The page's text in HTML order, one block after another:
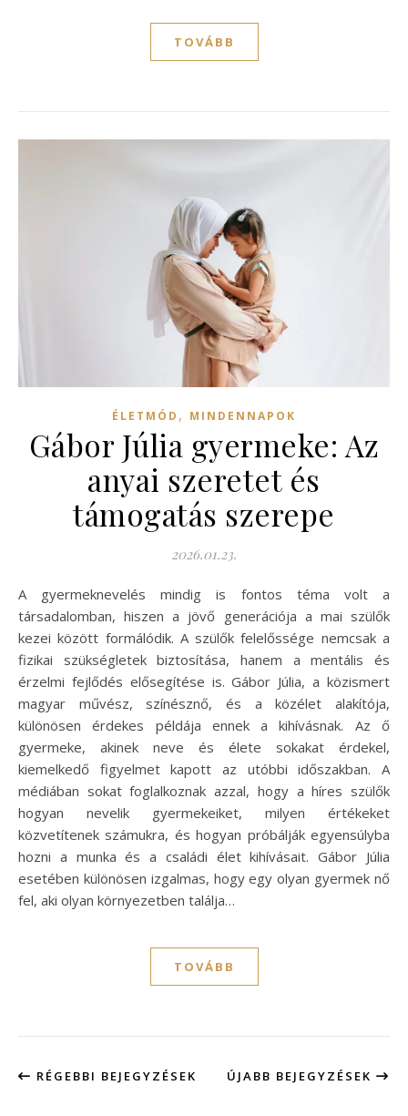
TOVÁBB
ÉLETMÓD , MINDENNAPOK
Gábor Júlia gyermeke: Az
anyai szeretet és
támogatás szerepe
2026.01.23.
A gyermeknevelés mindig is fontos téma volt a
társadalomban, hiszen a jövő generációja a mai szülők
kezei között formálódik. A szülők felelőssége nemcsak a
fizikai szükségletek biztosítása, hanem a mentális és
érzelmi fejlődés elősegítése is. Gábor Júlia, a közismert
magyar művész, színésznő, és a közélet alakítója,
különösen érdekes példája ennek a kihívásnak. Az ő
gyermeke, akinek neve és élete sokakat érdekel,
kiemelkedő figyelmet kapott az utóbbi időszakban. A
médiában sokat foglalkoznak azzal, hogy a híres szülők
hogyan nevelik gyermekeiket, milyen értékeket
közvetítenek számukra, és hogyan próbálják egyensúlyba
hozni a munka és a családi élet kihívásait. Gábor Júlia
esetében különösen izgalmas, hogy egy olyan gyermek nő
fel, aki olyan környezetben találja…
TOVÁBB
RÉGEBBI BEJEGYZÉSEK ÚJABB BEJEGYZÉSEK